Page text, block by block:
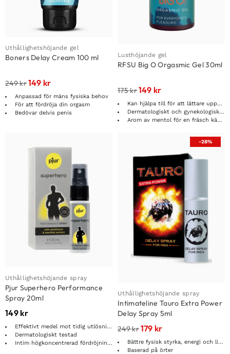
Uthållighetshöjande gel
Boners Delay Cream 100 ml
249kr149 kr
Anpassad för mäns fysiska behov
För att fördröja din orgasm
Bedövar delvis penis
Lusthöjande gel
RFSU Big O Orgasmic Gel 30ml
175kr149 kr
Kan hjälpa till för att lättare uppnå orgasm
Dermatologiskt och gynekologiskt testad
Arom av mentol för en fräsch känsla
Uthållighetshöjande spray
Pjur Superhero Performance
Spray 20ml
149 kr
Effektivt medel mot tidig utlösning
Dermatologiskt testad
Intim högkoncentrerad fördröjnings spray
-28%
Uthållighetshöjande spray
Intimateline Tauro Extra Power
Delay Spray 5ml
249kr179 kr
Bättre fysisk styrka, energi och libido
Baserad på örter